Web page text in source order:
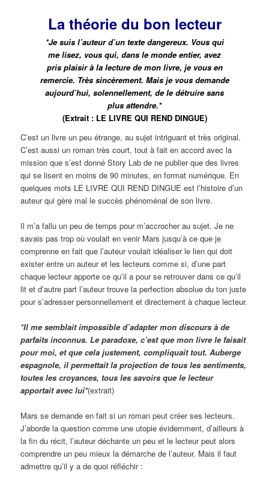
La théorie du bon lecteur
*Je suis l’auteur d’un texte dangereux. Vous qui
me lisez, vous qui, dans le monde entier, avez
pris plaisir à la lecture de mon livre, je vous en
remercie. Très sincèrement. Mais je vous demande
aujourd’hui, solennellement, de le détruire sans
plus attendre.*
(Extrait : LE LIVRE QUI REND DINGUE)
C’est un livre un peu étrange, au sujet intriguant et très original.
C’est aussi un roman très court, tout à fait en accord avec la
mission que s’est donné Story Lab de ne publier que des livres
qui se lisent en moins de 90 minutes, en format numérique. En
quelques mots LE LIVRE QUI REND DINGUE est l’histoire d’un
auteur qui gère mal le succès phénoménal de son livre.
Il m’a fallu un peu de temps pour m’accrocher au sujet. Je ne
savais pas trop où voulait en venir Mars jusqu’à ce que je
comprenne en fait que l’auteur voulait idéaliser le lien qui doit
exister entre un auteur et les lecteurs comme si, d’une part
chaque lecteur apporte ce qu’il a pour se retrouver dans ce qu’il
lit et d’autre part l’auteur trouve la perfection absolue du ton juste
pour s’adresser personnellement et directement à chaque lecteur.
*Il me semblait impossible d’adapter mon discours à de
parfaits inconnus. Le paradoxe, c’est que mon livre le faisait
pour moi, et que cela justement, compliquait tout. Auberge
espagnole, il permettait la projection de tous les sentiments,
toutes les croyances, tous les savoirs que le lecteur
apportait avec lui*(extrait)
Mars se demande en fait si un roman peut créer ses lecteurs.
J’aborde la question comme une utopie évidemment, d’ailleurs à
la fin du récit, l’auteur déchante un peu et le lecteur peut alors
comprendre un peu mieux la démarche de l’auteur. Mais il faut
admettre qu’il y a de quoi réfléchir :